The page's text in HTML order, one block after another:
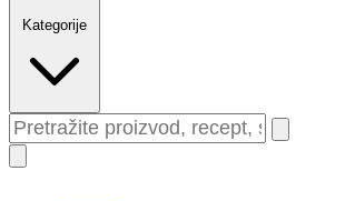
Kategorije